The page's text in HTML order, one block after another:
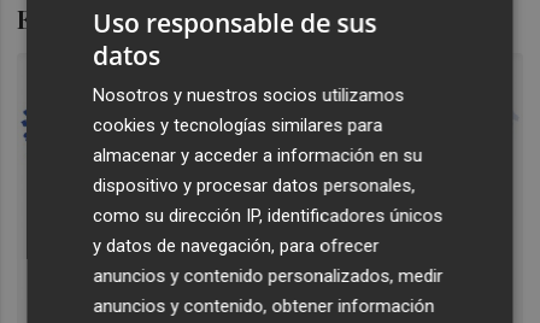
El momento del derecho a la vivienda
Uso responsable de sus
datos
Nosotros y nuestros socios utilizamos
cookies y tecnologías similares para
almacenar y acceder a información en su
dispositivo y procesar datos personales,
como su dirección IP, identificadores únicos
y datos de navegación, para ofrecer
anuncios y contenido personalizados, medir
anuncios y contenido, obtener información